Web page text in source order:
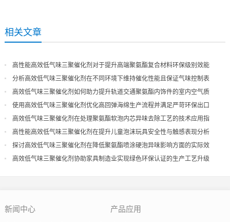
相关文章
高性能高效低气味三聚催化剂对于提升高端聚氨酯复合材料环保级别效能
分析高效低气味三聚催化剂在不同环境下维持催化性能且保证气味控制表
现
高效低气味三聚催化剂如何助力提升轨道交通聚氨酯内饰件的室内空气质
量
使用高效低气味三聚催化剂优化高回弹海绵生产流程并满足严苛环保出口
高效低气味三聚催化剂在处理聚氨酯软泡内芯异味去除工艺的技术应用指
导
高性能高效低气味三聚催化剂在提升儿童泡沫玩具安全性与触感表现分析
探讨高效低气味三聚催化剂在降低聚氨酯喷涂硬泡异味影响方面的实际效
果
高效低气味三聚催化剂协助家具制造业实现绿色环保认证的生产工艺升级
新闻中心 产品应用